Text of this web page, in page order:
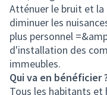
Atténuer le bruit et la
diminuer les
plus personnel
d'installation des
immeubles.
Qui va en bénéficier
Tous les habitants et